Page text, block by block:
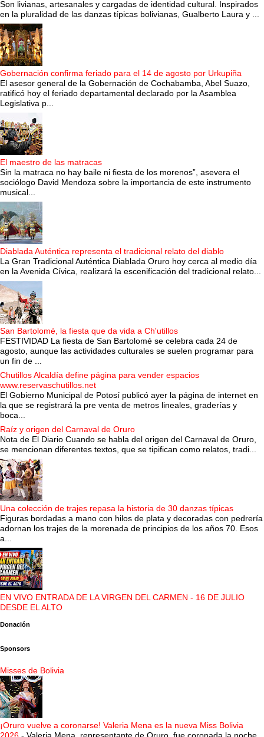
Son livianas, artesanales y cargadas de identidad cultural. Inspirados
en la pluralidad de las danzas típicas bolivianas, Gualberto Laura y ...
Gobernación confirma feriado para el 14 de agosto por Urkupiña
El asesor general de la Gobernación de Cochabamba, Abel Suazo,
ratificó hoy el feriado departamental declarado por la Asamblea
Legislativa p...
El maestro de las matracas
Sin la matraca no hay baile ni fiesta de los morenos”, asevera el
sociólogo David Mendoza sobre la importancia de este instrumento
musical...
Diablada Auténtica representa el tradicional relato del diablo
La Gran Tradicional Auténtica Diablada Oruro hoy cerca al medio día
en la Avenida Cívica, realizará la escenificación del tradicional relato...
San Bartolomé, la fiesta que da vida a Ch'utillos
FESTIVIDAD La fiesta de San Bartolomé se celebra cada 24 de
agosto, aunque las actividades culturales se suelen programar para
un fin de ...
Chutillos Alcaldía define página para vender espacios
www.reservaschutillos.net
El Gobierno Municipal de Potosí publicó ayer la página de internet en
la que se registrará la pre venta de metros lineales, graderías y
boca...
Raíz y origen del Carnaval de Oruro
Nota de El Diario Cuando se habla del origen del Carnaval de Oruro,
se mencionan diferentes textos, que se tipifican como relatos, tradi...
Una colección de trajes repasa la historia de 30 danzas típicas
Figuras bordadas a mano con hilos de plata y decoradas con pedrería
adornan los trajes de la morenada de principios de los años 70. Esos
a...
EN VIVO ENTRADA DE LA VIRGEN DEL CARMEN - 16 DE JULIO
DESDE EL ALTO
Donación
Sponsors
Misses de Bolivia
¡Oruro vuelve a coronarse! Valeria Mena es la nueva Miss Bolivia